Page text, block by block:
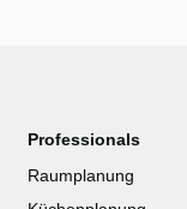
Professionals
Raumplanung